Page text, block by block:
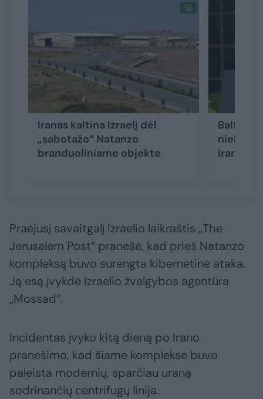
Iranas kaltina Izraelį dėl
„sabotažo“ Natanzo
branduoliniame objekte
Baltieji
nieko
Irano
Praėjusį savaitgalį Izraelio laikraštis „The
Jerusalem Post“ pranešė, kad prieš Natanzo
kompleksą buvo surengta kibernetinė ataka.
Ją esą įvykdė Izraelio žvalgybos agentūra
„Mossad“.
Incidentas įvyko kitą dieną po Irano
pranešimo, kad šiame komplekse buvo
paleista modernių, sparčiau uraną
sodrinančių centrifugų linija.